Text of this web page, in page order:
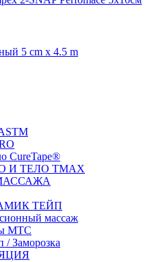
5 cm x 4.5 m
CureTape®
И ТЕЛО TMAX
ТЕЙП
массаж
MTC
/ Заморозка